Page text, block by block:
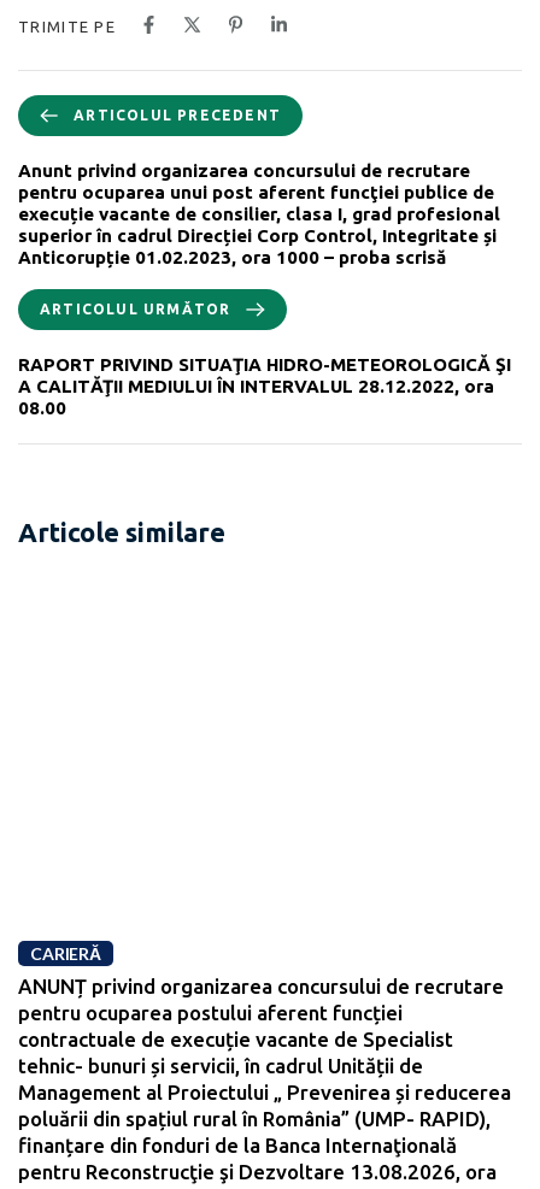
TRIMITE PE
ARTICOLUL PRECEDENT
Anunt privind organizarea concursului de recrutare
pentru ocuparea unui post aferent funcţiei publice de
execuție vacante de consilier, clasa I, grad profesional
superior în cadrul Direcției Corp Control, Integritate și
Anticorupție 01.02.2023, ora 1000 – proba scrisă
ARTICOLUL URMĂTOR
RAPORT PRIVIND SITUAŢIA HIDRO-METEOROLOGICĂ ŞI
A CALITĂŢII MEDIULUI ÎN INTERVALUL 28.12.2022, ora
08.00
Articole similare
CARIERĂ
ANUNȚ privind organizarea concursului de recrutare
pentru ocuparea postului aferent funcției
contractuale de execuție vacante de Specialist
tehnic- bunuri și servicii, în cadrul Unității de
Management al Proiectului „ Prevenirea și reducerea
poluării din spațiul rural în România” (UMP- RAPID),
finanțare din fonduri de la Banca Internaţională
pentru Reconstrucţie şi Dezvoltare 13.08.2026, ora